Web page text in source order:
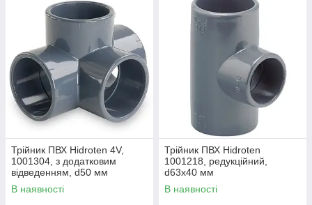
Трійник ПВХ Hidroten 4V,
1001304, з додатковим
відведенням, d50 мм
В наявності
Трійник ПВХ Hidroten
1001218, редукційний,
d63x40 мм
В наявності